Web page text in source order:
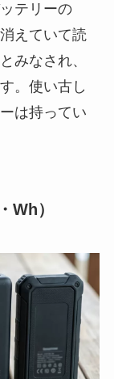
テリーの
えていて読
みなされ、
。使い古し
は持ってい
Wh）